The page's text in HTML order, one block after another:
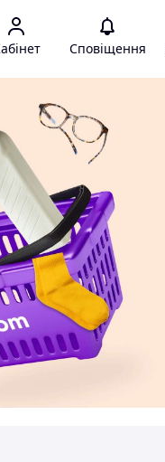
Сповіщення